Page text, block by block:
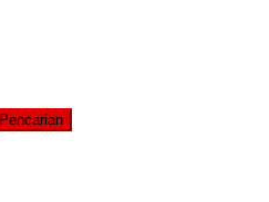
Pencarian